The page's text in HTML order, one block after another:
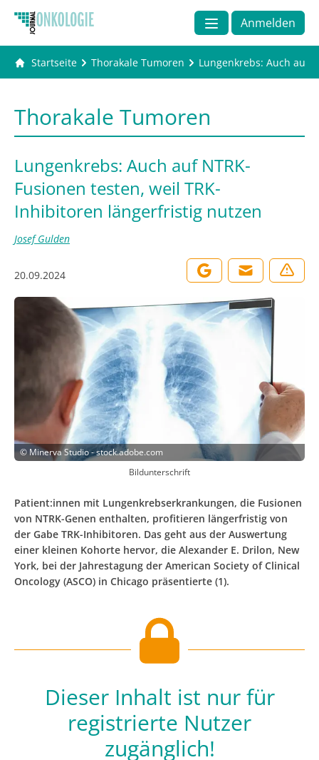
Anmelden
Startseite Thorakale Tumoren Lungenkrebs: Auch auf
Thorakale Tumoren
Lungenkrebs: Auch auf NTRK-
Fusionen testen, weil TRK-
Inhibitoren längerfristig nutzen
Josef Gulden
20.09.2024
© Minerva Studio - stock.adobe.com
Bildunterschrift
Patient:innen mit Lungenkrebserkrankungen, die Fusionen
von NTRK-Genen enthalten, profitieren längerfristig von
der Gabe TRK-Inhibitoren. Das geht aus der Auswertung
einer kleinen Kohorte hervor, die Alexander E. Drilon, New
York, bei der Jahrestagung der American Society of Clinical
Oncology (ASCO) in Chicago präsentierte (1).
Dieser Inhalt ist nur für
registrierte Nutzer
zugänglich!